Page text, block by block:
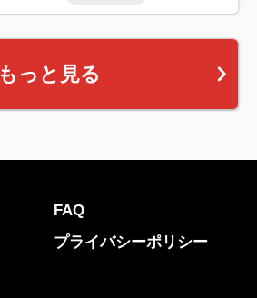
もっと見る
FAQ
プライバシーポリシー